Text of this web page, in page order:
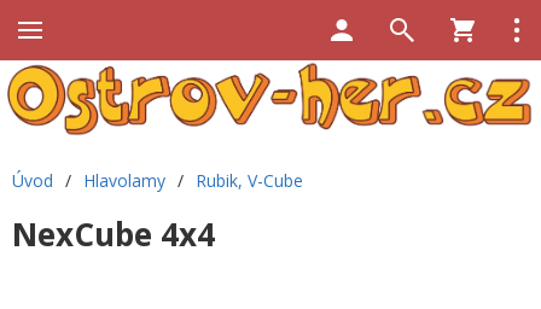
Úvod / Hlavolamy / Rubik, V-Cube
NexCube 4x4